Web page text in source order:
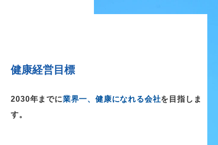
健康経営目標
2030年までに業界一、健康になれる会社を目指しま
す。